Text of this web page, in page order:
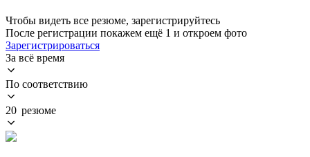
Чтобы видеть все резюме, зарегистрируйтесь
После регистрации покажем ещё 1 и откроем фото
Зарегистрироваться
За всё время
По соответствию
20 резюме